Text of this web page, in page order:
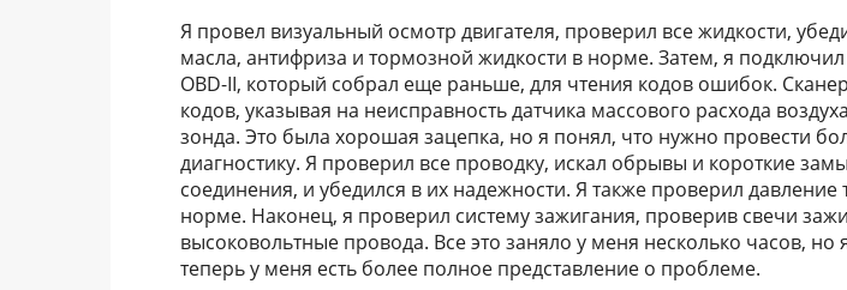
Я провел визуальный осмотр двигателя, проверил все жидкости,
масла, антифриза и тормозной жидкости в норме. Затем, я
OBD-II, который собрал еще раньше, для чтения кодов ошибок.
кодов, указывая на неисправность датчика массового расхода
зонда. Это была хорошая зацепка, но я понял, что нужно провести
диагностику. Я проверил все проводку, искал обрывы и короткие
соединения, и убедился в их надежности. Я также проверил
норме. Наконец, я проверил систему зажигания, проверив свечи
высоковольтные провода. Все это заняло у меня несколько часов, но
теперь у меня есть более полное представление о проблеме.